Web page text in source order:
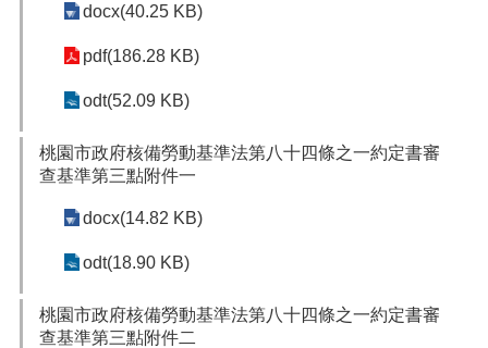
docx(40.25 KB)
pdf(186.28 KB)
odt(52.09 KB)
桃園市政府核備勞動基準法第八十四條之一約定書審
查基準第三點附件一
docx(14.82 KB)
odt(18.90 KB)
桃園市政府核備勞動基準法第八十四條之一約定書審
查基準第三點附件二